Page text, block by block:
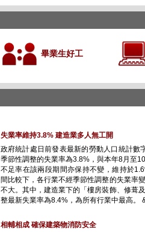
畢業生好工
失業率維持3.8% 建造業多人無工開
政府統計處日前發表最新的勞動人口統計數
季節性調整的失業率為3.8%，與本年8月至
不足率在該兩段期間亦保持不變，維持於
間比較下，各行業不經季節性調整的失業率
不大。其中，建造業下的「樓房裝飾、修葺
整最新失業率為8.4%，為所有行業中最高。
相輔相成 確保建築物消防安全